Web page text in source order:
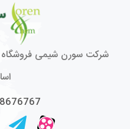
شرکت سورن شیمی فروشگاه